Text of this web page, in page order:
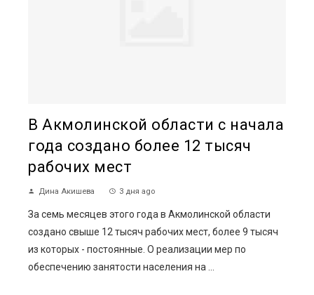
В Акмолинской области с начала
года создано более 12 тысяч
рабочих мест
Дина Акишева 3 дня ago
За семь месяцев этого года в Акмолинской области
создано свыше 12 тысяч рабочих мест, более 9 тысяч
из которых - постоянные. О реализации мер по
обеспечению занятости населения на ...